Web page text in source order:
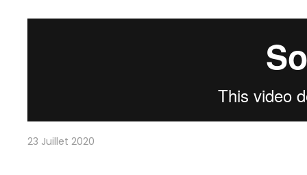
23 Juillet 2020